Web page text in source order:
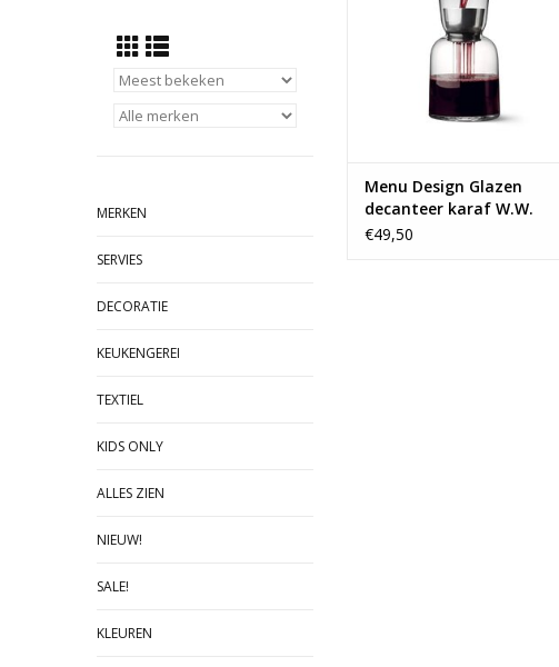
MERKEN
SERVIES
DECORATIE
KEUKENGEREI
TEXTIEL
KIDS ONLY
ALLES ZIEN
NIEUW!
SALE!
KLEUREN
TOEVOEGEN AAN WINKELWAGEN
Menu Design Glazen
decanteer karaf W.W.
€49,50